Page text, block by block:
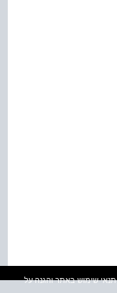
תנאי שימוש באתר והגנה על